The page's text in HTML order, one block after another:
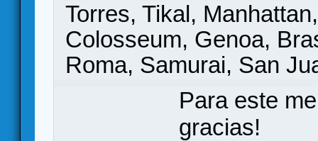
Torres, Tikal,
Colosseum, Genoa,
Roma, Samurai, San
Para este
gracias!